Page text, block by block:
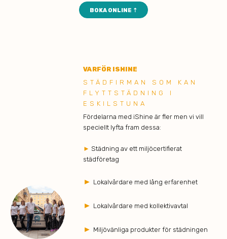
BOKA ONLINE ⇡
VARFÖR ISHINE
STÄDFIRMAN SOM KAN
FLYTTSTÄDNING I
ESKILSTUNA
Fördelarna med iShine är fler men vi vill
speciellt lyfta fram dessa:
► Städning av ett miljöcertifierat
städföretag
► Lokalvårdare med lång erfarenhet
► Lokalvårdare med kollektivavtal
► Miljövänliga produkter för städningen